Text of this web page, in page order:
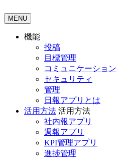
MENU
機能
投稿
目標管理
コミュニケーション
セキュリティ
管理
日報アプリとは
活用方法 活用方法
社内報アプリ
週報アプリ
KPI管理アプリ
進捗管理